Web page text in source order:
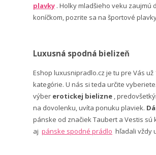
plavky . Holky mladšieho veku
koníčkom, pozrite sa na športové
Luxusná spodná bielizeň
Eshop luxusnipradlo.cz je tu pre Vás
kategórie. U nás si teda určite vyberiete.
výber erotickej bielizne ,
na dovolenku, uvíta ponuku plaviek.
pánske od značiek Taubert a Vestis
aj pánske spodné prádlo hľadali vždy